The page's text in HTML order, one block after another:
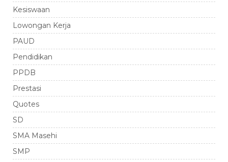
Kesiswaan
Lowongan Kerja
PAUD
Pendidikan
PPDB
Prestasi
Quotes
SD
SMA Masehi
SMP